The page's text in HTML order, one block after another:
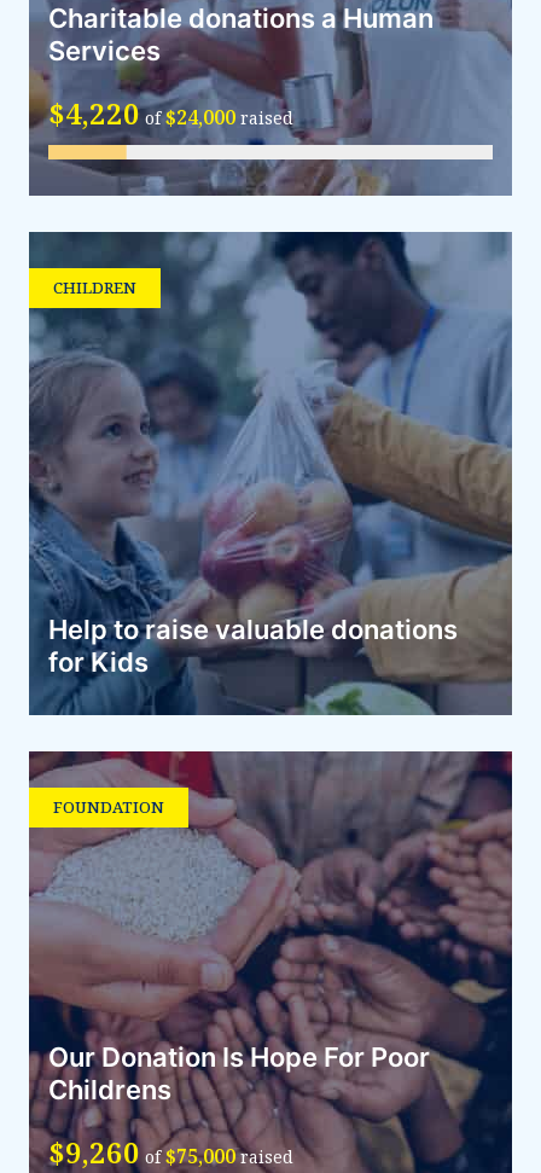
Charitable donations a Human
Services
$4,220 of$24,000 raised
CHILDREN
Help to raise valuable donations
for Kids
FOUNDATION
Our Donation Is Hope For Poor
Childrens
$9,260 of$75,000raised